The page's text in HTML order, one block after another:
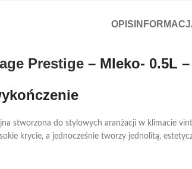
OPIS
Prestige – Mleko- 0.5L
stworzona do stylowych aranżacji w klimacie
krycie, a jednocześnie tworzy jednolitą,